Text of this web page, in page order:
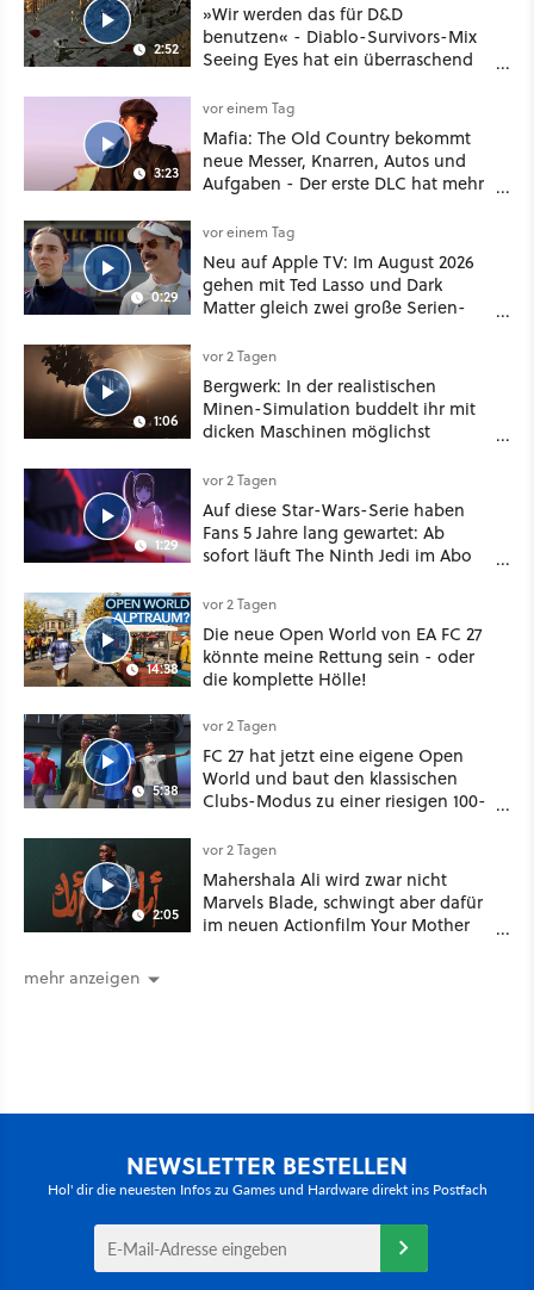
2:52
»Wir werden das für D&D
benutzen« - Diablo-Survivors-Mix
Seeing Eyes hat ein überraschend
3:23
vor einem Tag
Mafia: The Old Country bekommt
neue Messer, Knarren, Autos und
Aufgaben - Der erste DLC hat mehr
0:29
vor einem Tag
Neu auf Apple TV: Im August 2026
gehen mit Ted Lasso und Dark
Matter gleich zwei große Serien-
1:06
vor 2 Tagen
Bergwerk: In der realistischen
Minen-Simulation buddelt ihr mit
dicken Maschinen möglichst
1:29
vor 2 Tagen
Auf diese Star-Wars-Serie haben
Fans 5 Jahre lang gewartet: Ab
sofort läuft The Ninth Jedi im Abo
14:38
vor 2 Tagen
Die neue Open World von EA FC 27
könnte meine Rettung sein - oder
die komplette Hölle!
5:38
vor 2 Tagen
FC 27 hat jetzt eine eigene Open
World und baut den klassischen
Clubs-Modus zu einer riesigen 100-
2:05
vor 2 Tagen
Mahershala Ali wird zwar nicht
Marvels Blade, schwingt aber dafür
im neuen Actionfilm Your Mother
mehr anzeigen
NEWSLETTER BESTELLEN
Hol' dir die neuesten Infos zu Games und Hardware direkt ins Postfach